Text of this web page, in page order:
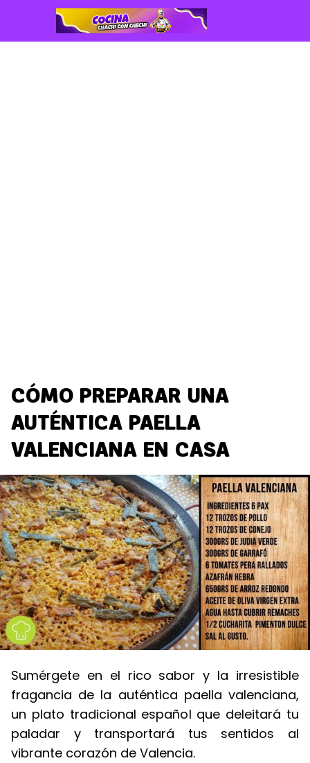
CÓMO PREPARAR UNA
AUTÉNTICA PAELLA
VALENCIANA EN CASA
Sumérgete en el rico sabor y la irresistible
fragancia de la auténtica paella valenciana,
un plato tradicional español que deleitará tu
paladar y transportará tus sentidos al
vibrante corazón de Valencia.